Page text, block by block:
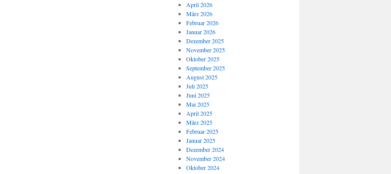
April 2026
März 2026
Februar 2026
Januar 2026
Dezember 2025
November 2025
Oktober 2025
September 2025
August 2025
Juli 2025
Juni 2025
Mai 2025
April 2025
März 2025
Februar 2025
Januar 2025
Dezember 2024
November 2024
Oktober 2024